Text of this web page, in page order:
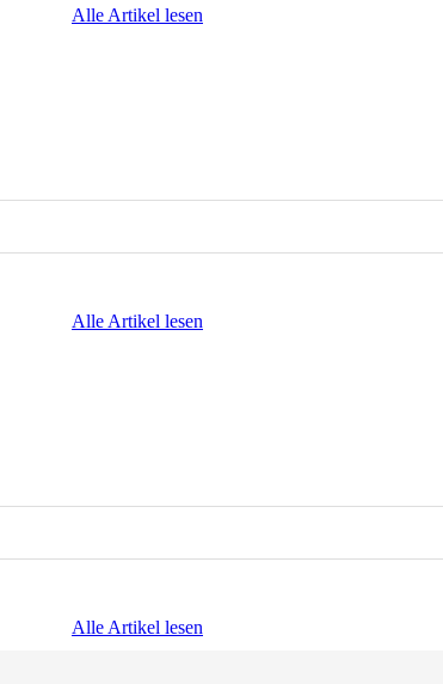
Alle Artikel lesen
Alle Artikel lesen
Alle Artikel lesen